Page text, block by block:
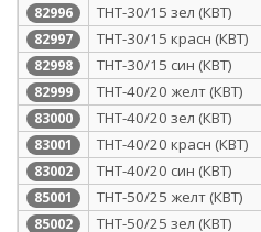
82996 ТНТ-30/15 зел (КВТ)
82997 ТНТ-30/15 красн (КВТ)
82998 ТНТ-30/15 син (КВТ)
82999 ТНТ-40/20 желт (КВТ)
83000 ТНТ-40/20 зел (КВТ)
83001 ТНТ-40/20 красн (КВТ)
83002 ТНТ-40/20 син (КВТ)
85001 ТНТ-50/25 желт (КВТ)
85002 ТНТ-50/25 зел (КВТ)